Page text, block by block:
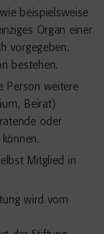
beispielsweise
Organ einer
vorgegeben.
bestehen.
Person weitere
Beirat)
oder
Mitglied in
wird vom